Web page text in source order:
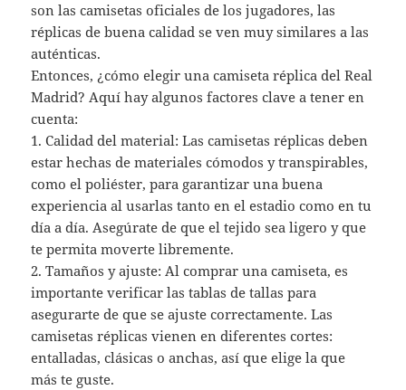
son las camisetas oficiales de los jugadores, las
réplicas de buena calidad se ven muy similares a las
auténticas.
Entonces, ¿cómo elegir una camiseta réplica del Real
Madrid? Aquí hay algunos factores clave a tener en
cuenta:
1. Calidad del material: Las camisetas réplicas deben
estar hechas de materiales cómodos y transpirables,
como el poliéster, para garantizar una buena
experiencia al usarlas tanto en el estadio como en tu
día a día. Asegúrate de que el tejido sea ligero y que
te permita moverte libremente.
2. Tamaños y ajuste: Al comprar una camiseta, es
importante verificar las tablas de tallas para
asegurarte de que se ajuste correctamente. Las
camisetas réplicas vienen en diferentes cortes:
entalladas, clásicas o anchas, así que elige la que
más te guste.